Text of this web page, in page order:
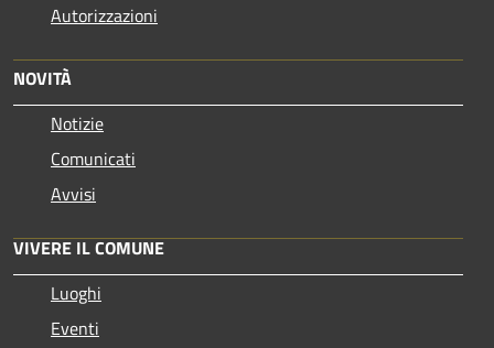
Autorizzazioni
NOVITÀ
Notizie
Comunicati
Avvisi
VIVERE IL COMUNE
Luoghi
Eventi